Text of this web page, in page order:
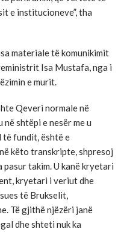
e institucioneve”, tha
materiale të komunikimit
Isa Mustafa, nga i
e murit.
Qeveri normale në
shtëpi e nesër me u
të fundit, është e
këto transkripte, shpresoj
pasur takim. U kanë kryetari
kryetari i veriut dhe
të Brukselit,
Të gjithë njëzëri janë
dhe shteti nuk ka